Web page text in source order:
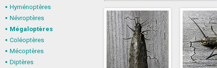
Hyménoptères
Névroptères
Mégaloptères
Coléoptères
Mécoptères
Diptères